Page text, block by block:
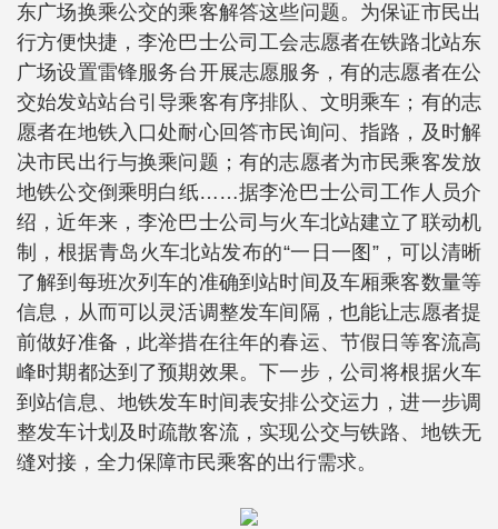
东广场换乘公交的乘客解答这些问题。为保证市民出
行方便快捷，李沧巴士公司工会志愿者在铁路北站东
广场设置雷锋服务台开展志愿服务，有的志愿者在公
交始发站站台引导乘客有序排队、文明乘车；有的志
愿者在地铁入口处耐心回答市民询问、指路，及时解
决市民出行与换乘问题；有的志愿者为市民乘客发放
地铁公交倒乘明白纸……据李沧巴士公司工作人员介
绍，近年来，李沧巴士公司与火车北站建立了联动机
制，根据青岛火车北站发布的“一日一图”，可以清晰
了解到每班次列车的准确到站时间及车厢乘客数量等
信息，从而可以灵活调整发车间隔，也能让志愿者提
前做好准备，此举措在往年的春运、节假日等客流高
峰时期都达到了预期效果。下一步，公司将根据火车
到站信息、地铁发车时间表安排公交运力，进一步调
整发车计划及时疏散客流，实现公交与铁路、地铁无
缝对接，全力保障市民乘客的出行需求。